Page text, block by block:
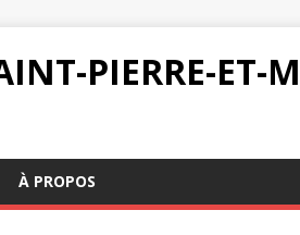
PIERRE-ET-
À PROPOS